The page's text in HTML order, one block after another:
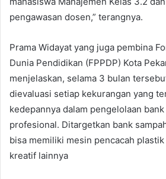
pengawasan dosen,” terangnya.
Prama Widayat yang juga pembina
Dunia Pendidikan (FPPDP) Kota
menjelaskan, selama 3 bulan
dievaluasi setiap kekurangan yang
kedepannya dalam pengelolaan
profesional. Ditargetkan bank
bisa memiliki mesin pencacah
kreatif lainnya